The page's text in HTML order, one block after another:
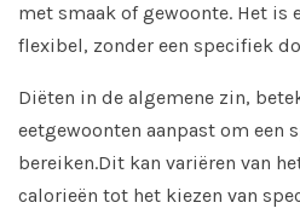
met smaak of gewoonte. Het is
flexibel, zonder een specifiek
Diëten in de algemene zin,
eetgewoonten aanpast om een
bereiken.Dit kan variëren van
calorieën tot het kiezen van